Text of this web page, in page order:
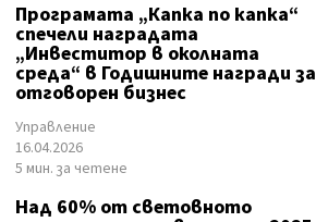
Програмата „Капка по капка“
спечели наградата
„Инвеститор в околната
среда“ в Годишните награди за
отговорен бизнес
Управление
16.04.2026
5 мин. за четене
Над 60% от световното